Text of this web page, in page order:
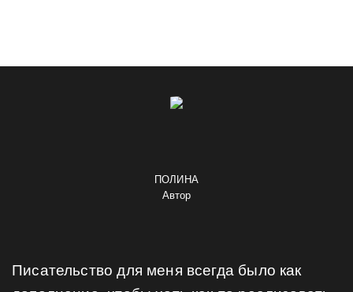
Писательство для меня всегда было как
ПОЛИНА
Автор